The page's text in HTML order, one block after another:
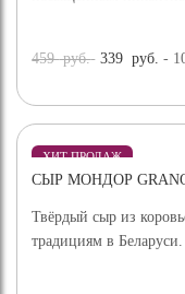
459руб. 339 руб. -
ХИТ ПРОДАЖ
СЫР МОНДОР
Твёрдый сыр из
традициям в Беларуси.